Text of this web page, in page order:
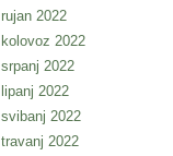
rujan 2022
kolovoz 2022
srpanj 2022
lipanj 2022
svibanj 2022
travanj 2022